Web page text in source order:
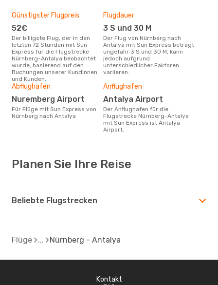
Günstigster Flugpreis
52€
Der billigste Flug, der in den
letzten 72 Stunden mit Sun
Express für die Flugstrecke
Nürnberg-Antalya beobachtet
wurde, basierend auf den
Buchungen unserer Kundinnen
und Kunden.
Flugdauer
3 S und 30 M
Der Flug von Nürnberg nach
Antalya mit Sun Express beträgt
ungefähr 3 S und 30 M, kann
jedoch aufgrund
unterschiedlicher Faktoren
variieren.
Abflughafen
Nuremberg Airport
Für Flüge mit Sun Express von
Nürnberg nach Antalya
Anflughafen
Antalya Airport
Der Anflughafen für die
Flugstrecke Nürnberg-Antalya
mit Sun Express ist Antalya
Airport.
Planen Sie Ihre Reise
Beliebte Flugstrecken
Flüge Nürnberg - Antalya
Kontakt